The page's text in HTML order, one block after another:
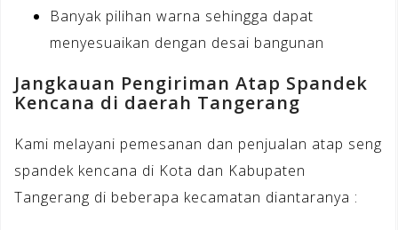
Banyak pilihan warna sehingga dapat
menyesuaikan dengan desai bangunan
Jangkauan Pengiriman Atap Spandek
Kencana di daerah Tangerang
Kami melayani pemesanan dan penjualan atap seng
spandek kencana di Kota dan Kabupaten
Tangerang di beberapa kecamatan diantaranya :